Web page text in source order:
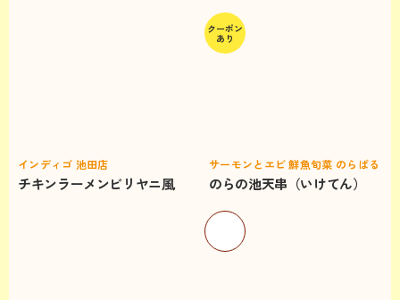
インディゴ 池田店
チキンラーメンビリヤニ風
クーポン
あり
サーモンとエビ 鮮魚旬菜 のらばる
のらの池天串（いけてん）